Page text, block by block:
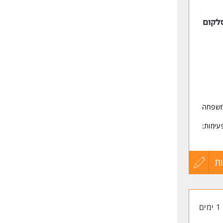
חד פעמי בסך כולל של עד 10,000!! (ברוטו) שישולם ב2 פעימות:
עדכון
1 ימים